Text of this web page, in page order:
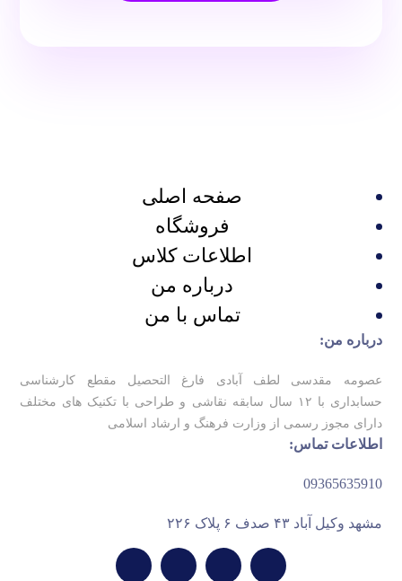
صفحه اصلی
فروشگاه
اطلاعات کلاس
درباره من
تماس با من
درباره من:
عصومه مقدسی لطف آبادی فارغ التحصیل مقطع کارشناسی
حسابداری با ۱۲ سال سابقه نقاشی و طراحی با تکنیک های مختلف
دارای مجوز رسمی از وزارت فرهنگ و ارشاد اسلامی
اطلاعات تماس:
09365635910
مشهد وکیل آباد ۴۳ صدف ۶ پلاک ۲۲۶